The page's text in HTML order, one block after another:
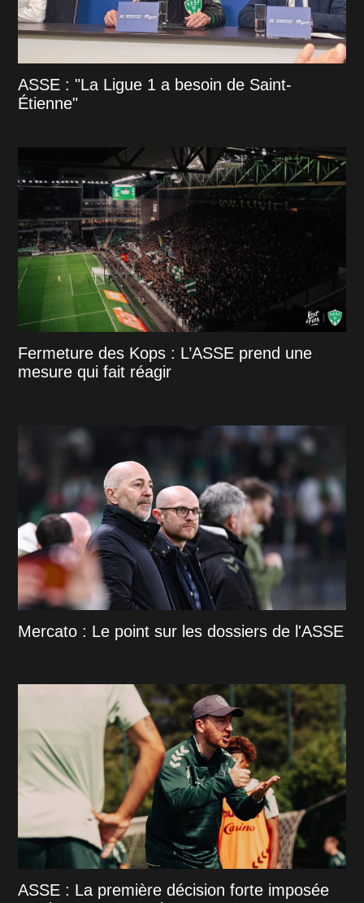
ASSE : "La Ligue 1 a besoin de Saint-
Étienne"
Fermeture des Kops : L’ASSE prend une
mesure qui fait réagir
Mercato : Le point sur les dossiers de l'ASSE
ASSE : La première décision forte imposée